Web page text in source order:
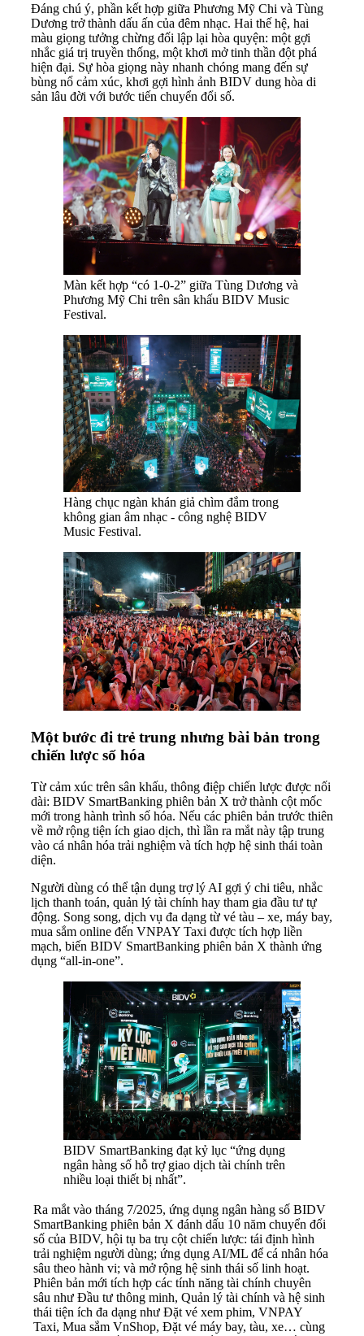
Đáng chú ý, phần kết hợp giữa Phương Mỹ Chi và Tùng
Dương trở thành dấu ấn của đêm nhạc. Hai thế hệ, hai
màu giọng tưởng chừng đối lập lại hòa quyện: một gợi
nhắc giá trị truyền thống, một khơi mở tinh thần đột phá
hiện đại. Sự hòa giọng này nhanh chóng mang đến sự
bùng nổ cảm xúc, khơi gợi hình ảnh BIDV dung hòa di
sản lâu đời với bước tiến chuyển đổi số.
Màn kết hợp “có 1-0-2” giữa Tùng Dương và
Phương Mỹ Chi trên sân khấu BIDV Music
Festival.
Hàng chục ngàn khán giả chìm đắm trong
không gian âm nhạc - công nghệ BIDV
Music Festival.
Một bước đi trẻ trung nhưng bài bản trong
chiến lược số hóa
Từ cảm xúc trên sân khấu, thông điệp chiến lược được nối
dài: BIDV SmartBanking phiên bản X trở thành cột mốc
mới trong hành trình số hóa. Nếu các phiên bản trước thiên
về mở rộng tiện ích giao dịch, thì lần ra mắt này tập trung
vào cá nhân hóa trải nghiệm và tích hợp hệ sinh thái toàn
diện.
Người dùng có thể tận dụng trợ lý AI gợi ý chi tiêu, nhắc
lịch thanh toán, quản lý tài chính hay tham gia đầu tư tự
động. Song song, dịch vụ đa dạng từ vé tàu – xe, máy bay,
mua sắm online đến VNPAY Taxi được tích hợp liền
mạch, biến BIDV SmartBanking phiên bản X thành ứng
dụng “all-in-one”.
BIDV SmartBanking đạt kỷ lục “ứng dụng
ngân hàng số hỗ trợ giao dịch tài chính trên
nhiều loại thiết bị nhất”.
Ra mắt vào tháng 7/2025, ứng dụng ngân hàng số BIDV
SmartBanking phiên bản X đánh dấu 10 năm chuyển đổi
số của BIDV, hội tụ ba trụ cột chiến lược: tái định hình
trải nghiệm người dùng; ứng dụng AI/ML để cá nhân hóa
sâu theo hành vi; và mở rộng hệ sinh thái số linh hoạt.
Phiên bản mới tích hợp các tính năng tài chính chuyên
sâu như Đầu tư thông minh, Quản lý tài chính và hệ sinh
thái tiện ích đa dạng như Đặt vé xem phim, VNPAY
Taxi, Mua sắm VnShop, Đặt vé máy bay, tàu, xe… cùng